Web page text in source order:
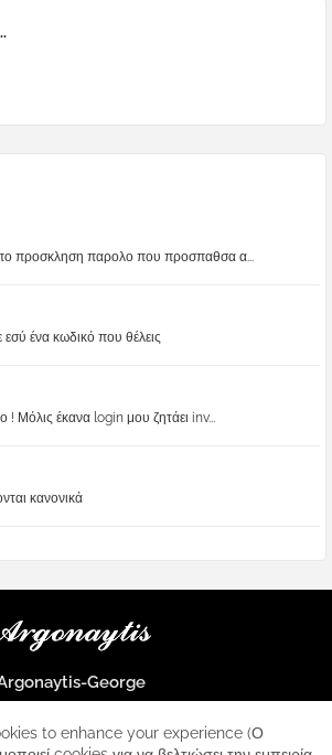
προσκληση παρολο που προσπαθσα α...
ένα κωδικό που θέλεις
! Μόλις έκανα login μου ζητάει inv...
κανονικά
George
σταθμός για κάθε iphone
to enhance your experience (Ο